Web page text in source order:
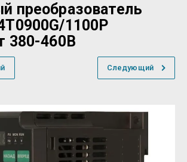
преобразователь
1100P
380-460В
Следующий